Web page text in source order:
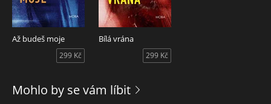
Až budeš moje
299 Kč
Bílá vrána
299 Kč
Mohlo by se vám líbit